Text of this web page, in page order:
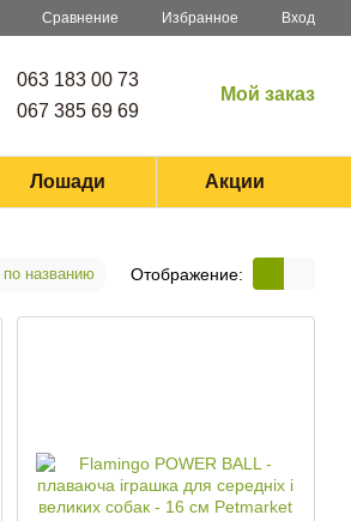
Сравнение Избранное Вход
063 183 00 73
067 385 69 69
Мой заказ
Лошади Акции
по названию Отображение: